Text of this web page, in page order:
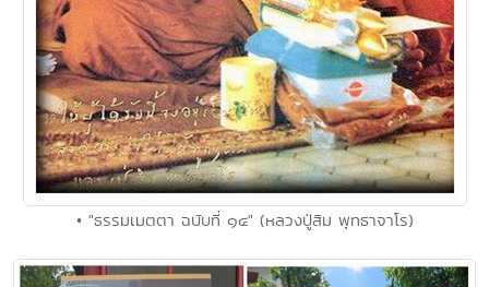
• "ธรรมเมตตา ฉบับที่ ๑๔" (หลวงปู่สิม พุทธาจาโร)